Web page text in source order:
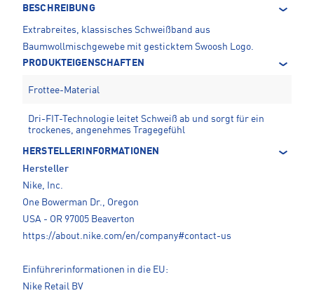
BESCHREIBUNG
Extrabreites, klassisches Schweißband aus
Baumwollmischgewebe mit gesticktem Swoosh Logo.
PRODUKTEIGENSCHAFTEN
Frottee-Material
Dri-FIT-Technologie leitet Schweiß ab und sorgt für ein
trockenes, angenehmes Tragegefühl
HERSTELLERINFORMATIONEN
Hersteller
Nike, Inc.
One Bowerman Dr., Oregon
USA - OR 97005 Beaverton
https://about.nike.com/en/company#contact-us
Einführerinformationen in die EU:
Nike Retail BV